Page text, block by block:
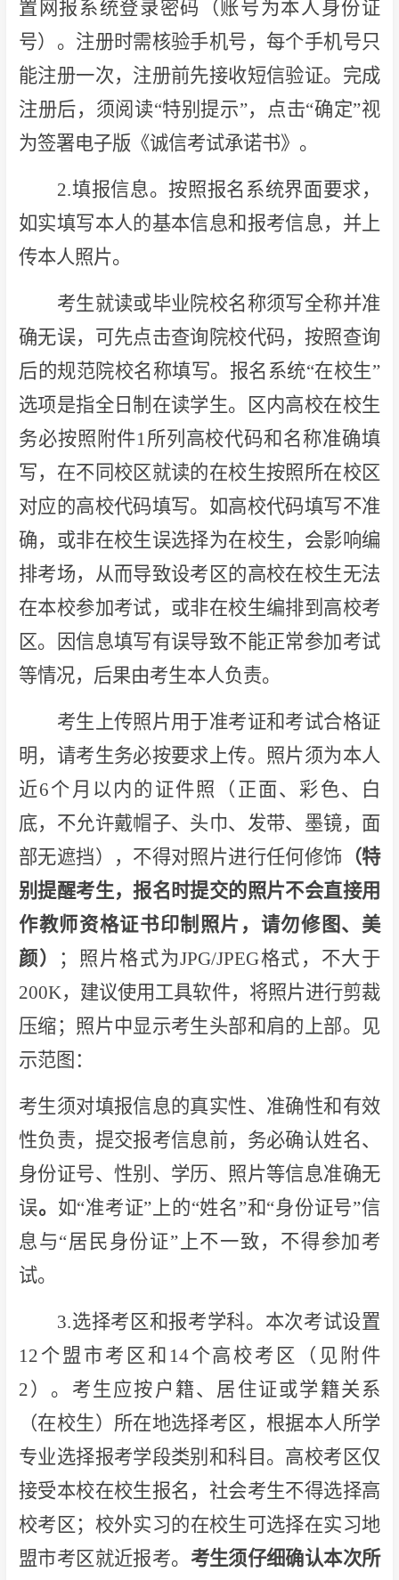
置网报系统登录密码（账号为本人身份证
号）。注册时需核验手机号，每个手机号只
能注册一次，注册前先接收短信验证。完成
注册后，须阅读“特别提示”，点击“确定”视
为签署电子版《诚信考试承诺书》。
2.填报信息。按照报名系统界面要求，
如实填写本人的基本信息和报考信息，并上
传本人照片。
考生就读或毕业院校名称须写全称并准
确无误，可先点击查询院校代码，按照查询
后的规范院校名称填写。报名系统“在校生”
选项是指全日制在读学生。区内高校在校生
务必按照附件1所列高校代码和名称准确填
写，在不同校区就读的在校生按照所在校区
对应的高校代码填写。如高校代码填写不准
确，或非在校生误选择为在校生，会影响编
排考场，从而导致设考区的高校在校生无法
在本校参加考试，或非在校生编排到高校考
区。因信息填写有误导致不能正常参加考试
等情况，后果由考生本人负责。
考生上传照片用于准考证和考试合格证
明，请考生务必按要求上传。照片须为本人
近6个月以内的证件照（正面、彩色、白
底，不允许戴帽子、头巾、发带、墨镜，面
部无遮挡），不得对照片进行任何修饰 （特
别提醒考生，报名时提交的照片不会直接用
作教师资格证书印制照片，请勿修图、美
颜）
；照片格式为JPG/JPEG格式，不大于
200K，建议使用工具软件，将照片进行剪裁
压缩；照片中显示考生头部和肩的上部。见
示范图：
考生须对填报信息的真实性、准确性和有效
性负责，提交报考信息前，务必确认姓名、
身份证号、性别、学历、照片等信息准确无
误。 如“准考证”上的“姓名”和“身份证号”信
息与“居民身份证”上不一致，不得参加考
试。
3.选择考区和报考学科。本次考试设置
12个盟市考区和14个高校考区（见附件
2）。考生应按户籍、居住证或学籍关系
（在校生）所在地选择考区，根据本人所学
专业选择报考学段类别和科目。高校考区仅
接受本校在校生报名，社会考生不得选择高
校考区；校外实习的在校生可选择在实习地
盟市考区就近报考。 考生须仔细确认本次所